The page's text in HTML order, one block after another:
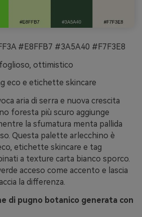
#E8FFB7 #3A5A40 #F7F3E8
ottimistico
eco e etichette skincare
aria di serra e nuova crescita
foresta più scuro aggiunge
la sfumatura menta pallida
Questa palette arlecchino è
etichette skincare e tag
a texture carta bianco sporco.
acceso come accento e lascia
la differenza.
di pugno botanico generata con